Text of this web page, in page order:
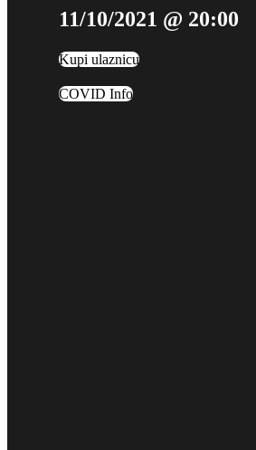
11/10/2021 @ 20:00
Kupi ulaznicu
COVID Info